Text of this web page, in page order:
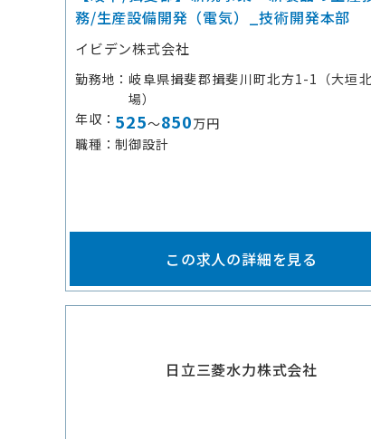
務/生産設備開発（電気）_技術開発本部
イビデン株式会社
勤務地
岐阜県揖斐郡揖斐川町北方1-1（大垣
場）
年収
525～850万円
職種
制御設計
この求人の詳細を見る
日立三菱水力株式会社